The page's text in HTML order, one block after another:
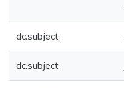
dc.subject
dc.subject